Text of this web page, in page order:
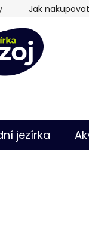
Jak nakupovat
jezírka